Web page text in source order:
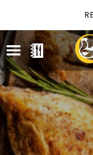
ACCUEIL